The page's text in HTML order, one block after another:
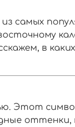
самых
в
Этот